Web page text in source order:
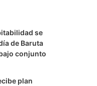
se
de Baruta
conjunto
plan